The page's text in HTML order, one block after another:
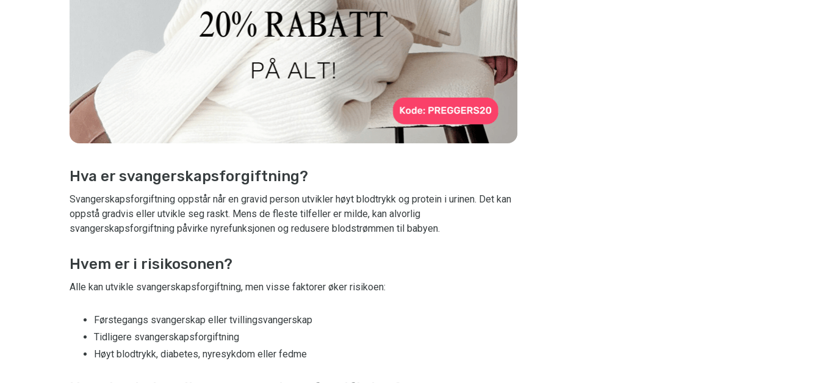
Hva er svangerskapsforgiftning?
Svangerskapsforgiftning oppstår når en gravid person utvikler høyt blodtrykk og protein i urinen. Det kan
oppstå gradvis eller utvikle seg raskt. Mens de fleste tilfeller er milde, kan alvorlig
svangerskapsforgiftning påvirke nyrefunksjonen og redusere blodstrømmen til babyen.
Hvem er i risikosonen?
Alle kan utvikle svangerskapsforgiftning, men visse faktorer øker risikoen:
Førstegangs svangerskap eller tvillingsvangerskap
Tidligere svangerskapsforgiftning
Høyt blodtrykk, diabetes, nyresykdom eller fedme